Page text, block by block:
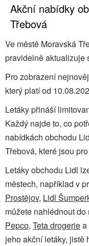
Akční nabídky
Třebová
Ve městě Moravská
pravidelně aktualizuje
Pro zobrazení
který platí od
Letáky přináší
Každý najde to, co
nabídkách obchodu
Třebová, které jsou
Letáky obchodu Lidl
městech, například v
Prostějov, Lidl
můžete nahlédnout
Pepco, Teta drogeriea
jeho akční letáky, jistě